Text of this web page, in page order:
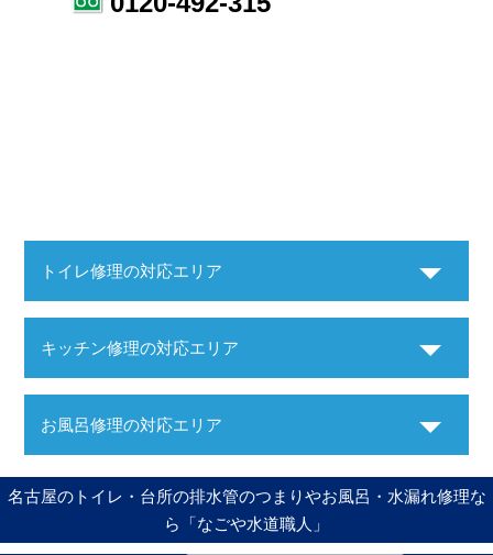
トイレ修理の対応エリア
キッチン修理の対応エリア
お風呂修理の対応エリア
名古屋のトイレ・台所の排水管のつまりやお風呂・水漏れ修理な
ら「なごや水道職人」